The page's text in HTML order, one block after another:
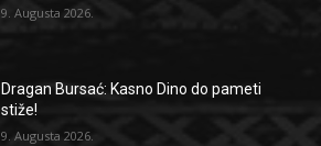
9. Augusta 2026.
Dragan Bursać: Kasno Dino do pameti
stiže!
9. Augusta 2026.